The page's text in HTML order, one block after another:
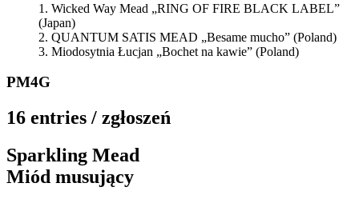
Wicked Way Mead „RING OF FIRE BLACK LABEL”
(Japan)
QUANTUM SATIS MEAD „Besame mucho” (Poland)
Miodosytnia Łucjan „Bochet na kawie” (Poland)
PM4G
16 entries / zgłoszeń
Sparkling Mead
Miód musujący